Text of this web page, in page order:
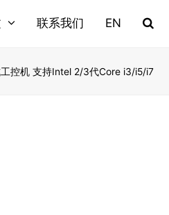
联系我们 EN
控机 支持Intel 2/3代Core i3/i5/i7